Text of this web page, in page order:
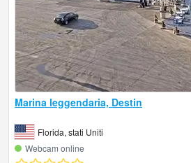
Marina leggendaria, Destin
Florida, stati Uniti
Webcam online